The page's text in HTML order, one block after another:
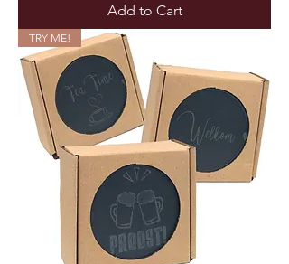
Add to Cart
TRY ME!